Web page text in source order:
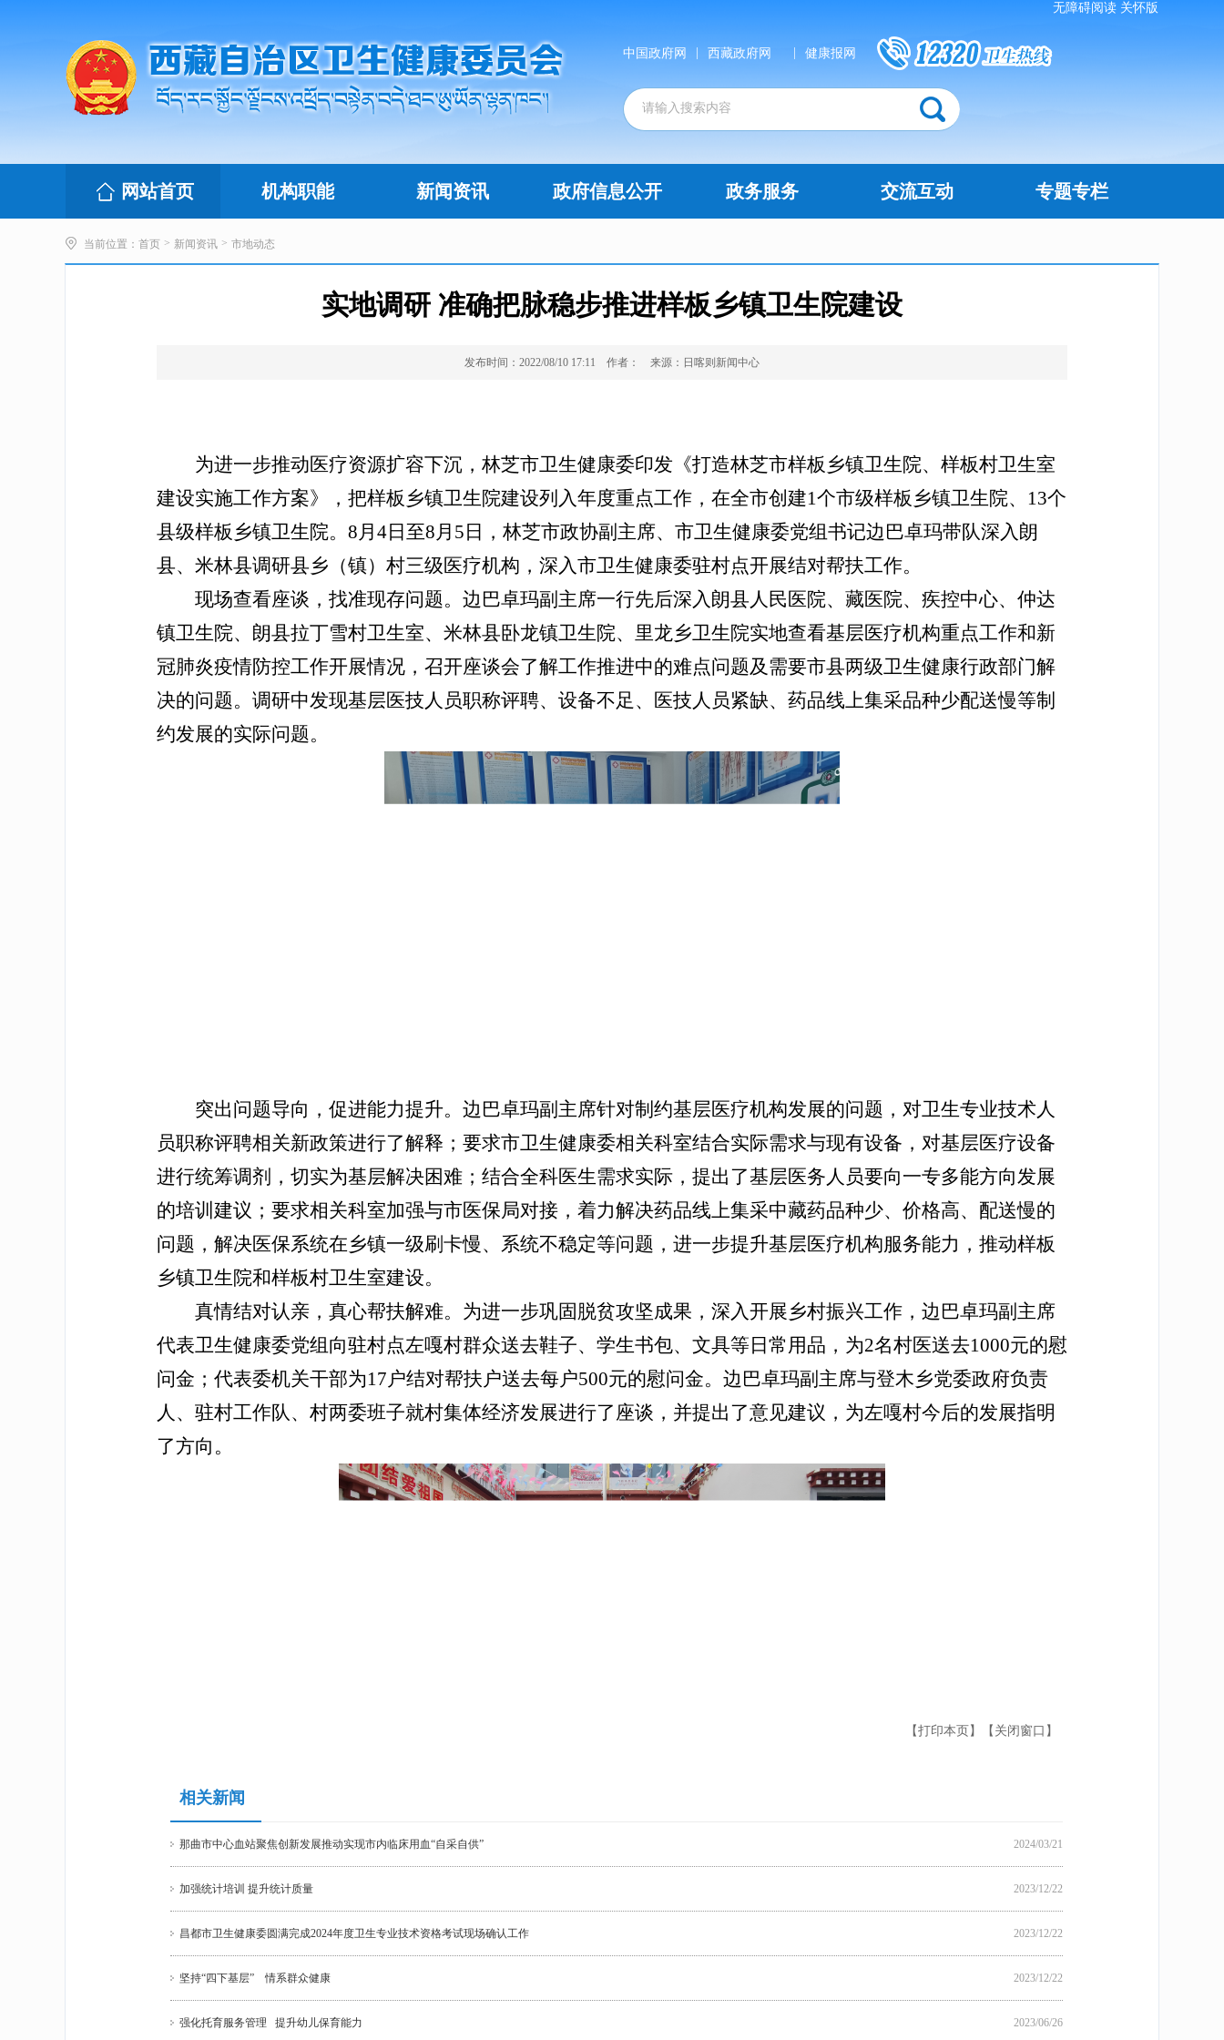
无障碍阅读 关怀版
中国政府网 西藏政府网 健康报网
网站首页 机构职能 新闻资讯 政府信息公开 政务服务 交流互动 专题专栏
当前位置： 首页 > 新闻资讯 > 市地动态
实地调研 准确把脉稳步推进样板乡镇卫生院建设
发布时间：2022/08/10 17:11 作者： 来源：日喀则新闻中心
为进一步推动医疗资源扩容下沉，林芝市卫生健康委印发《打造林芝市样板乡镇卫生院、样板村卫生室
建设实施工作方案》，把样板乡镇卫生院建设列入年度重点工作，在全市创建1个市级样板乡镇卫生院、13个
县级样板乡镇卫生院。8月4日至8月5日，林芝市政协副主席、市卫生健康委党组书记边巴卓玛带队深入朗
县、米林县调研县乡（镇）村三级医疗机构，深入市卫生健康委驻村点开展结对帮扶工作。
现场查看座谈，找准现存问题。边巴卓玛副主席一行先后深入朗县人民医院、藏医院、疾控中心、仲达
镇卫生院、朗县拉丁雪村卫生室、米林县卧龙镇卫生院、里龙乡卫生院实地查看基层医疗机构重点工作和新
冠肺炎疫情防控工作开展情况，召开座谈会了解工作推进中的难点问题及需要市县两级卫生健康行政部门解
决的问题。调研中发现基层医技人员职称评聘、设备不足、医技人员紧缺、药品线上集采品种少配送慢等制
约发展的实际问题。
突出问题导向，促进能力提升。边巴卓玛副主席针对制约基层医疗机构发展的问题，对卫生专业技术人
员职称评聘相关新政策进行了解释；要求市卫生健康委相关科室结合实际需求与现有设备，对基层医疗设备
进行统筹调剂，切实为基层解决困难；结合全科医生需求实际，提出了基层医务人员要向一专多能方向发展
的培训建议；要求相关科室加强与市医保局对接，着力解决药品线上集采中藏药品种少、价格高、配送慢的
问题，解决医保系统在乡镇一级刷卡慢、系统不稳定等问题，进一步提升基层医疗机构服务能力，推动样板
乡镇卫生院和样板村卫生室建设。
真情结对认亲，真心帮扶解难。为进一步巩固脱贫攻坚成果，深入开展乡村振兴工作，边巴卓玛副主席
代表卫生健康委党组向驻村点左嘎村群众送去鞋子、学生书包、文具等日常用品，为2名村医送去1000元的慰
问金；代表委机关干部为17户结对帮扶户送去每户500元的慰问金。边巴卓玛副主席与登木乡党委政府负责
人、驻村工作队、村两委班子就村集体经济发展进行了座谈，并提出了意见建议，为左嘎村今后的发展指明
了方向。
【关闭窗口】
【打印本页】
相关新闻
那曲市中心血站聚焦创新发展推动实现市内临床用血“自采自供” 2024/03/21
加强统计培训 提升统计质量 2023/12/22
昌都市卫生健康委圆满完成2024年度卫生专业​技术资格考试现场确认工作 2023/12/22
坚持“四下基层” 情系群众健康 2023/12/22
强化托育服务管理 提升幼儿保育能力 2023/06/26